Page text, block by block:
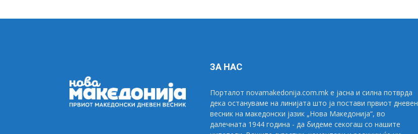
ЗА НАС
Порталот novamakedonija.com.mk е јасна и силна потврда
дека остануваме на линијата што ја постави првиот дневен
весник на македонски јазик „Нова Македонија“, во
далечната 1944 година - да бидеме секогаш со нашите